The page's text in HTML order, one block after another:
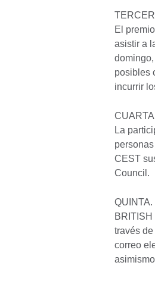
El
asistir a
posibles
incurrir
La
CEST
Council.
través
correo